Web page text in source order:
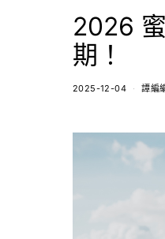
2026
期！
2025-12-04 譚編